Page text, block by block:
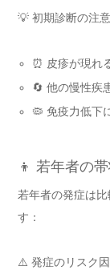
💡 初期診断の注
⏰ 皮疹が現れ
🔄 他の慢性疾
🦠 免疫力低下
👦 若年者の
若年者の発症は
す：
⚠️ 発症のリスク